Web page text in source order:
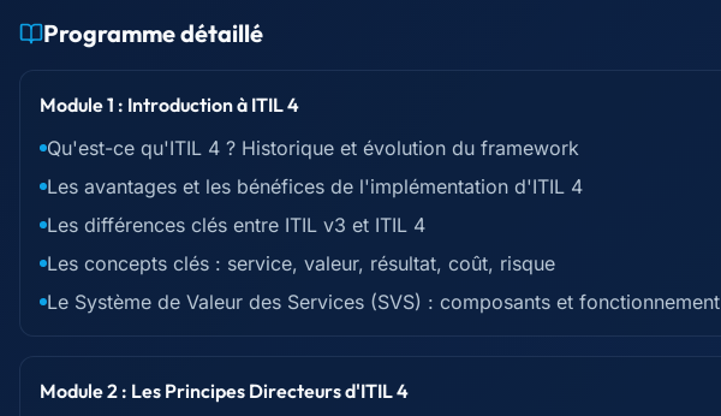
Programme détaillé
Module 1 : Introduction à ITIL 4
Qu'est-ce qu'ITIL 4 ? Historique et évolution du framework
Les avantages et les bénéfices de l'implémentation d'ITIL 4
Les différences clés entre ITIL v3 et ITIL 4
Les concepts clés : service, valeur, résultat, coût, risque
Le Système de Valeur des Services (SVS) : composants et fonctionnement
Module 2 : Les Principes Directeurs d'ITIL 4